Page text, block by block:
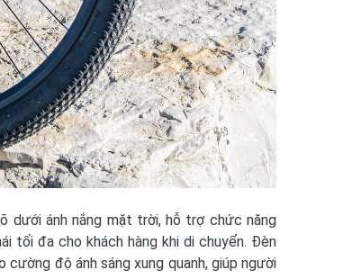
dưới ánh nắng mặt trời, hỗ trợ chức năng
tối đa cho khách hàng khi di chuyển. Đèn
độ ánh sáng xung quanh, giúp người